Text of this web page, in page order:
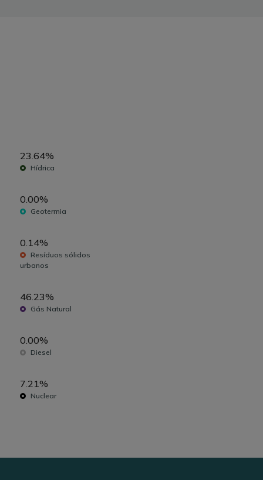
23.64%
Hídrica
0.00%
Geotermia
0.14%
Resíduos sólidos
urbanos
46.23%
Gás Natural
0.00%
Diesel
7.21%
Nuclear